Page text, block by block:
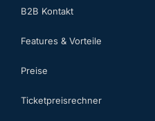
B2B Kontakt
Features & Vorteile
Preise
Ticketpreisrechner